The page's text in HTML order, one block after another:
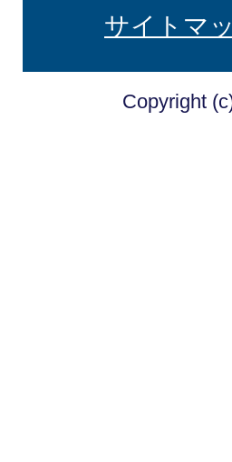
サイトマ
Copyright